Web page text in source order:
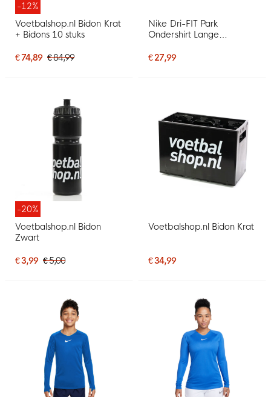
-12%
Voetbalshop.nl Bidon Krat
+ Bidons 10 stuks
€ 74,89 € 84,99
Nike Dri-FIT Park
Ondershirt Lange
€ 27,99
-20%
Voetbalshop.nl Bidon
Zwart
€ 3,99 € 5,00
Voetbalshop.nl Bidon Krat
€ 34,99